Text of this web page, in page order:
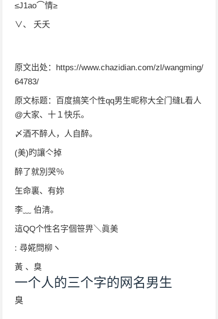
≤J1ao⌒情≥
∨、 夭夭
原文出处：https://www.chazidian.com/zl/wangming/
64783/
原文标题：百度搞笑个性qq男生昵称大全门缝L看人
@大家、十１快乐。
〆酒不醉人，人自醉。
(美)旳讓亽掉
醉了就別哭％
玍命裏、有妳
李﹏ 伯淸。
這QQ个性名字個笹畀＼眞美
: 尋婲問柳ヽ
黃 、臭
一个人的三个字的网名男生
臭